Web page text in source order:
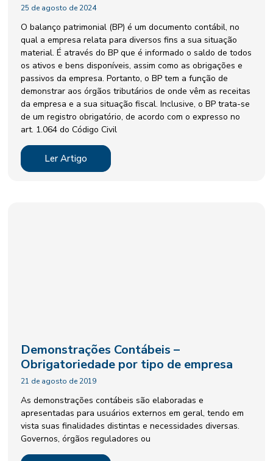
25 de agosto de 2024
O balanço patrimonial (BP) é um documento contábil, no
qual a empresa relata para diversos fins a sua situação
material. É através do BP que é informado o saldo de todos
os ativos e bens disponíveis, assim como as obrigações e
passivos da empresa. Portanto, o BP tem a função de
demonstrar aos órgãos tributários de onde vêm as receitas
da empresa e a sua situação fiscal. Inclusive, o BP trata-se
de um registro obrigatório, de acordo com o expresso no
art. 1.064 do Código Civil
Ler Artigo
Demonstrações Contábeis –
Obrigatoriedade por tipo de empresa
21 de agosto de 2019
As demonstrações contábeis são elaboradas e
apresentadas para usuários externos em geral, tendo em
vista suas finalidades distintas e necessidades diversas.
Governos, órgãos reguladores ou